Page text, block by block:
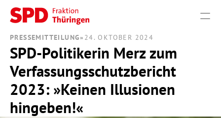
PRODUCT
Design
Content
PRESSEMITTEILUNG» 24. OKTOBER 2024
SPD-Politikerin Merz zum
Verfassungsschutzbericht
2023: »Keinen Illusionen
hingeben!«